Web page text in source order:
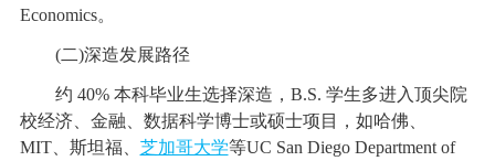
Economics。
(二)深造发展路径
约 40% 本科毕业生选择深造，B.S. 学生多进入顶尖院
校经济、金融、数据科学博士或硕士项目，如哈佛、
MIT、斯坦福、 芝加哥大学等UC San Diego Department of